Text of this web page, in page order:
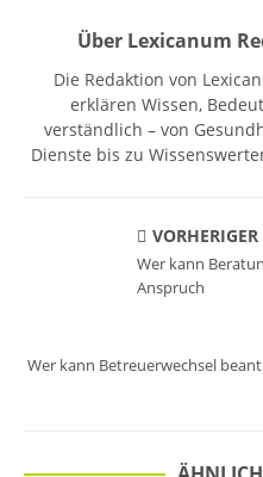
Über Lexicanum
Die Redaktion von
erklären Wissen,
verständlich – von
Dienste bis zu
VORHERIGER
Wer kann
Anspruch
Wer kann Betreuerwechsel